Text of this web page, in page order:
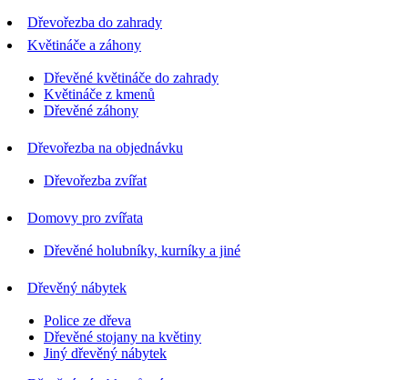
Dřevořezba do zahrady
Květináče a záhony
Dřevěné květináče do zahrady
Květináče z kmenů
Dřevěné záhony
Dřevořezba na objednávku
Dřevořezba zvířat
Domovy pro zvířata
Dřevěné holubníky, kurníky a jiné
Dřevěný nábytek
Police ze dřeva
Dřevěné stojany na květiny
Jiný dřevěný nábytek